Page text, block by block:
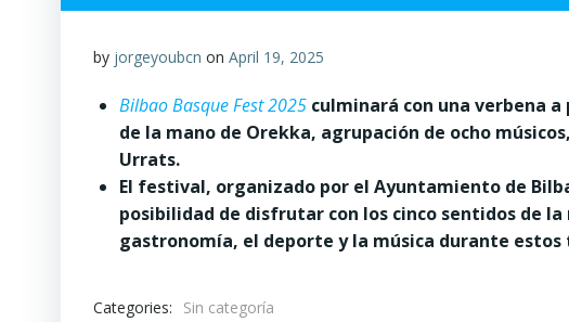
by jorgeyoubcn on April 19, 2025
Bilbao Basque Fest 2025 culminará con una verbena
de la mano de Orekka, agrupación de ocho
Urrats.
El festival, organizado por el Ayuntamiento de
posibilidad de disfrutar con los cinco sentidos de
gastronomía, el deporte y la música durante estos
Categories:
Sin categoría